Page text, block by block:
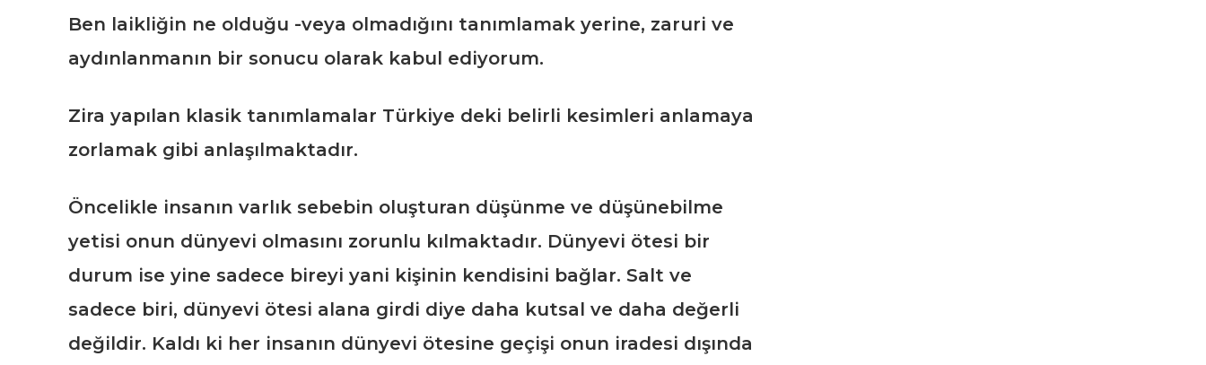
Ben laikliğin ne olduğu -veya olmadığını tanımlamak yerine, zaruri ve
aydınlanmanın bir sonucu olarak kabul ediyorum.
Zira yapılan klasik tanımlamalar Türkiye deki belirli kesimleri anlamaya
zorlamak gibi anlaşılmaktadır.
Öncelikle insanın varlık sebebin oluşturan düşünme ve düşünebilme
yetisi onun dünyevi olmasını zorunlu kılmaktadır. Dünyevi ötesi bir
durum ise yine sadece bireyi yani kişinin kendisini bağlar. Salt ve
sadece biri, dünyevi ötesi alana girdi diye daha kutsal ve daha değerli
değildir. Kaldı ki her insanın dünyevi ötesine geçişi onun iradesi dışında